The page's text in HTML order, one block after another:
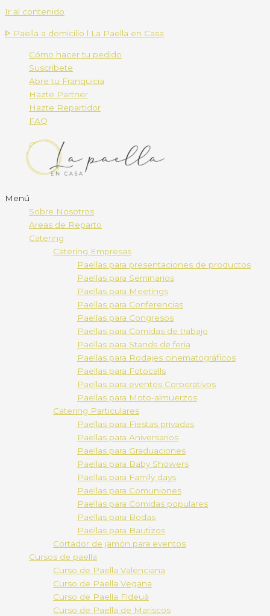
Ir al contenido
ᐈ Paella a domicilio l La Paella en Casa
Cómo hacer tu pedido
Suscribete
Abre tu Franquicia
Hazte Partner
Hazte Repartidor
FAQ
Menú
Sobre Nosotros
Areas de Reparto
Catering
Catering Empresas
Paellas para presentaciones de productos
Paellas para Seminarios
Paellas para Meetings
Paellas para Conferencias
Paellas para Congresos
Paellas para Comidas de trabajo
Paellas para Stands de feria
Paellas para Rodajes cinematográficos
Paellas para Fotocalls
Paellas para eventos Corporativos
Paellas para Moto-almuerzos
Catering Particulares
Paellas para Fiestas privadas
Paellas para Aniversarios
Paellas para Graduaciones
Paellas para Baby Showers
Paellas para Family days
Paellas para Comuniones
Paellas para Comidas populares
Paellas para Bodas
Paellas para Bautizos
Cortador de jamón para eventos
Cursos de paella
Curso de Paella Valenciana
Curso de Paella Vegana
Curso de Paella Fideuá
Curso de Paella de Mariscos